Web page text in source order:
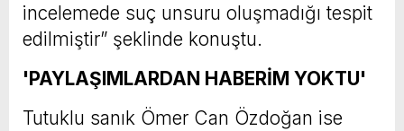
incelemede suç unsuru oluşmadığı tespit
edilmiştir” şeklinde konuştu.
'PAYLAŞIMLARDAN HABERİM YOKTU'
Tutuklu sanık Ömer Can Özdoğan ise